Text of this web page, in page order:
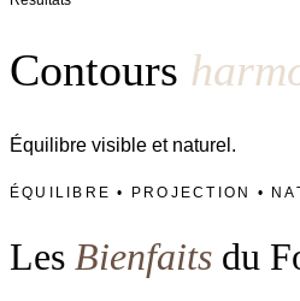
Contours
Équilibre visible et naturel.
ÉQUILIBRE • PROJECTION •
Les Bienfaits du